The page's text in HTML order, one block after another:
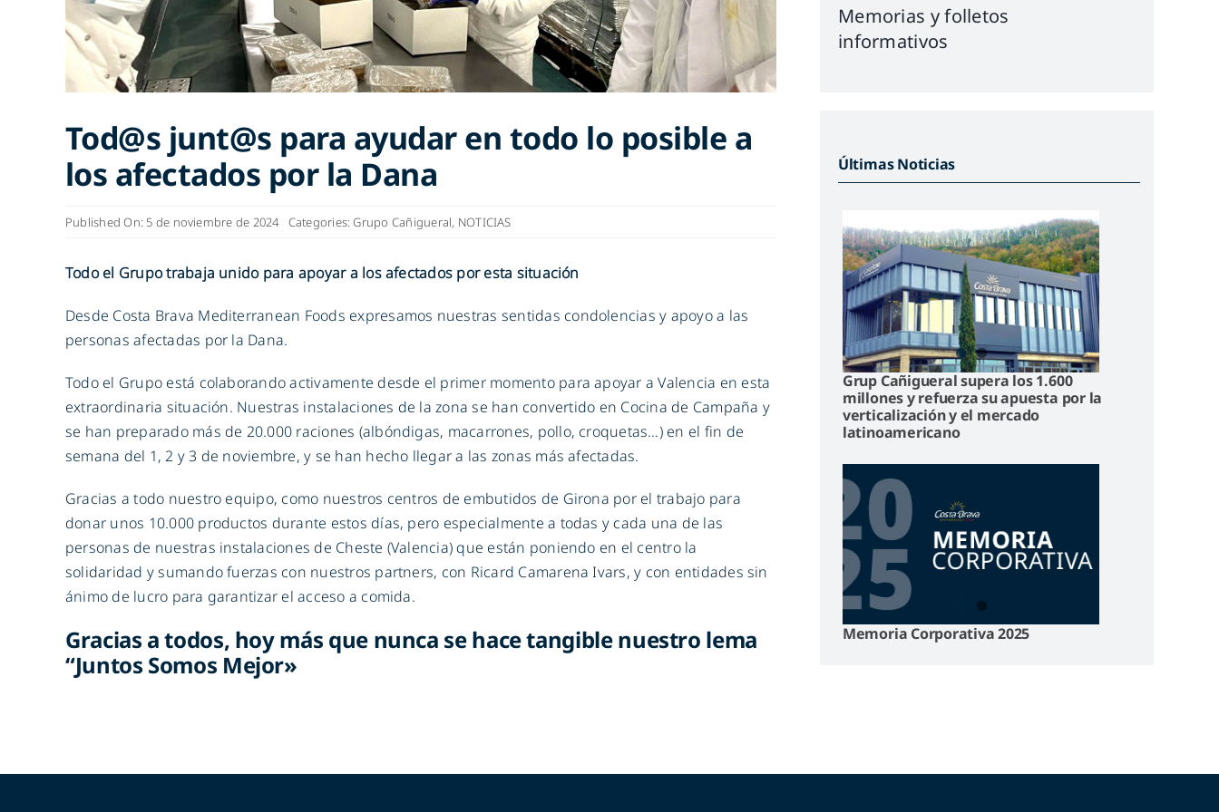
Memorias y folletos
informativos
Tod@s junt@s para ayudar en todo lo posible a
los afectados por la Dana
Published On: 5 de noviembre de 2024 Categories:Grupo Cañigueral, NOTICIAS
Todo el Grupo trabaja unido para apoyar a los afectados por esta situación
Desde Costa Brava Mediterranean Foods expresamos nuestras sentidas condolencias y apoyo a las
personas afectadas por la Dana.
Todo el Grupo está colaborando activamente desde el primer momento para apoyar a Valencia en esta
extraordinaria situación. Nuestras instalaciones de la zona se han convertido en Cocina de Campaña y
se han preparado más de 20.000 raciones (albóndigas, macarrones, pollo, croquetas…) en el fin de
semana del 1, 2 y 3 de noviembre, y se han hecho llegar a las zonas más afectadas.
Gracias a todo nuestro equipo, como nuestros centros de embutidos de Girona por el trabajo para
donar unos 10.000 productos durante estos días, pero especialmente a todas y cada una de las
personas de nuestras instalaciones de Cheste (Valencia) que están poniendo en el centro la
solidaridad y sumando fuerzas con nuestros partners, con Ricard Camarena Ivars, y con entidades sin
ánimo de lucro para garantizar el acceso a comida.
Gracias a todos, hoy más que nunca se hace tangible nuestro lema
“Juntos Somos Mejor»
Últimas Noticias
Grup Cañigueral supera los 1.600
millones y refuerza su apuesta por la
verticalización y el mercado
latinoamericano
Memoria Corporativa 2025